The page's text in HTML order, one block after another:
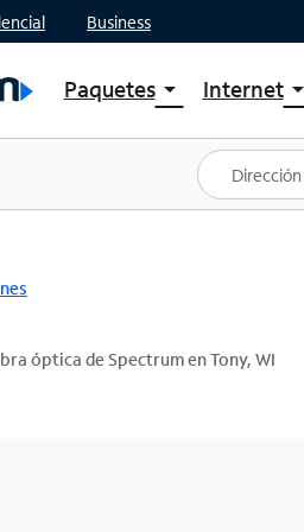
Business
Paquetesarrow_drop_down
Ver paquetes
Spectrum One
Mejores ofertas
Internetarrow_drop_down
Planes
óptica de Spectrum en Tony, WI